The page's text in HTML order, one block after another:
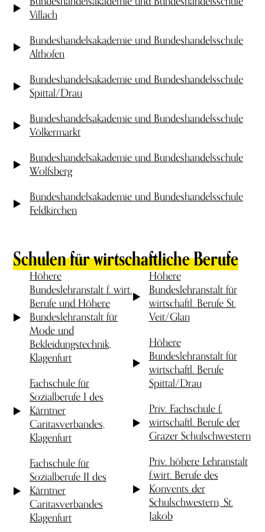
Villach
Bundeshandelsakademie und Bundeshandelsschule
Althofen
Bundeshandelsakademie und Bundeshandelsschule
Spittal/Drau
Bundeshandelsakademie und Bundeshandelsschule
Völkermarkt
Bundeshandelsakademie und Bundeshandelsschule
Wolfsberg
Bundeshandelsakademie und Bundeshandelsschule
Feldkirchen
Schulen für wirtschaftliche Berufe
Höhere
Bundeslehranstalt f. wirt.
Berufe und Höhere
Bundeslehranstalt für
Mode und
Bekleidungstechnik,
Klagenfurt
Fachschule für
Sozialberufe I des
Kärntner
Caritasverbandes,
Klagenfurt
Fachschule für
Sozialberufe II des
Kärntner
Caritasverbandes
Klagenfurt
Höhere
Bundeslehranstalt für
wirtschaftl. Berufe St.
Veit/Glan
Höhere
Bundeslehranstalt für
wirtschaftl. Berufe
Spittal/Drau
Priv. Fachschule f.
wirtschaftl. Berufe der
Grazer Schulschwestern
Priv. höhere Lehranstalt
f.wirt. Berufe des
Konvents der
Schulschwestern, St.
Jakob